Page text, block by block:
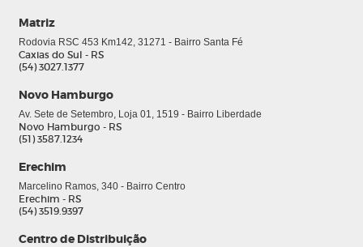
Matriz
Rodovia RSC 453 Km142, 31271 - Bairro Santa Fé
Caxias do Sul - RS
(54) 3027.1377
Novo Hamburgo
Av. Sete de Setembro, Loja 01, 1519 - Bairro Liberdade
Novo Hamburgo - RS
(51) 3587.1234
Erechim
Marcelino Ramos, 340 - Bairro Centro
Erechim - RS
(54) 3519.9397
Centro de Distribuição